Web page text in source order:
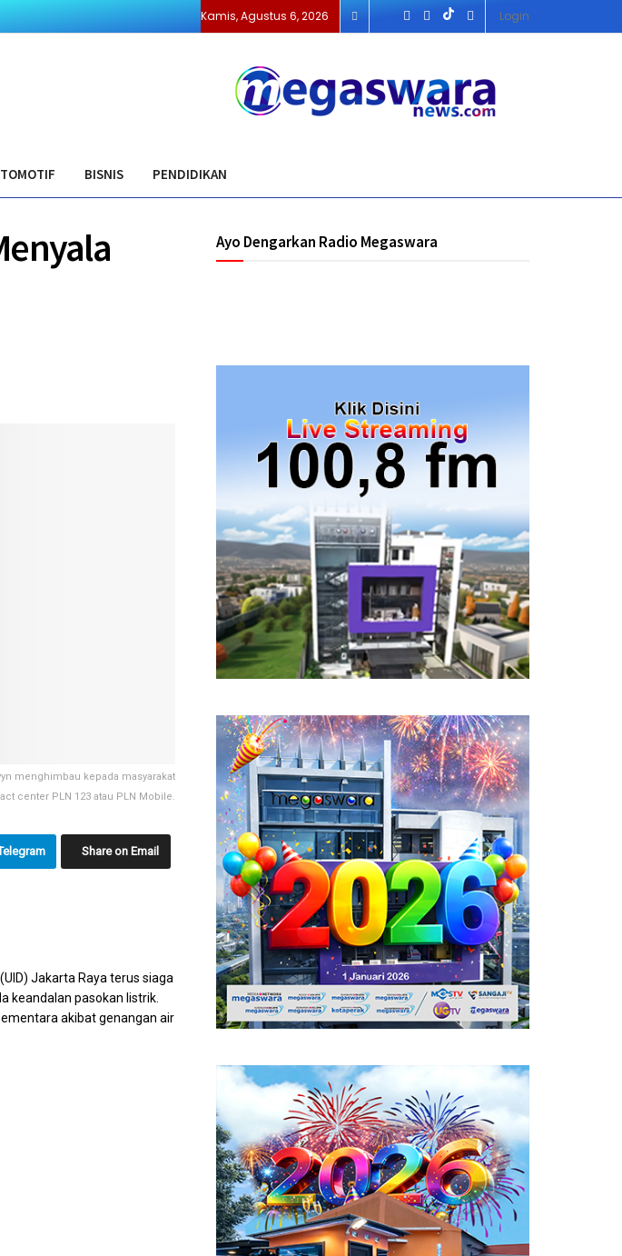
Kamis, Agustus 6, 2026 Login
BISNIS PENDIDIKAN
menghimbau kepada masyarakat
center PLN 123 atau PLN Mobile.
Share on Email
Jakarta Raya terus siaga
keandalan pasokan listrik.
akibat genangan air
Ayo Dengarkan Radio Megaswara